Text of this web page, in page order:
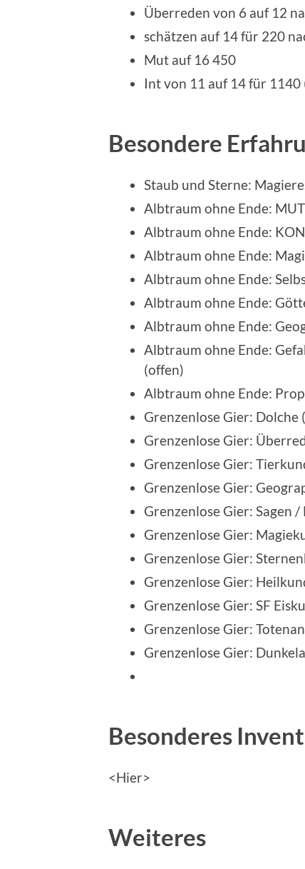
Überreden von 6 auf 12
schätzen auf 14 für 220
Mut auf 16 450
Int von 11 auf 14 für 1140
Besondere
Staub und Sterne:
Albtraum ohne Ende:
Albtraum ohne Ende:
Albtraum ohne Ende:
Albtraum ohne Ende:
Albtraum ohne Ende:
Albtraum ohne Ende:
Albtraum ohne Ende:
(offen)
Albtraum ohne Ende:
Grenzenlose Gier: Dolche
Grenzenlose Gier:
Grenzenlose Gier:
Grenzenlose Gier:
Grenzenlose Gier: Sagen
Grenzenlose Gier:
Grenzenlose Gier:
Grenzenlose Gier:
Grenzenlose Gier: SF
Grenzenlose Gier:
Grenzenlose Gier:
Besonderes
<Hier>
Weiteres